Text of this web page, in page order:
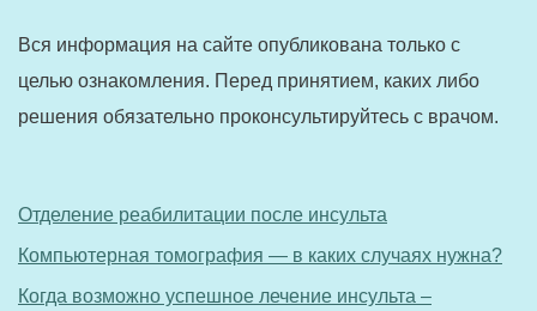
Вся информация на сайте опубликована только с
целью ознакомления. Перед принятием, каких либо
решения обязательно проконсультируйтесь с врачом.
Отделение реабилитации после инсульта
Компьютерная томография — в каких случаях нужна?
Когда возможно успешное лечение инсульта –